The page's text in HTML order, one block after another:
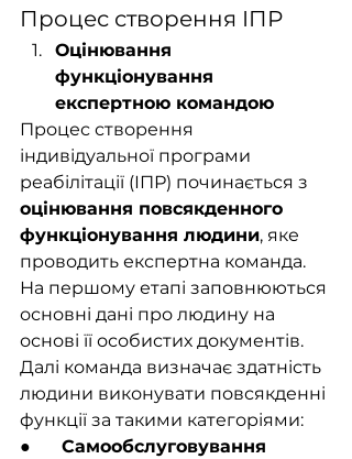
Процес створення ІПР
Оцінювання
функціонування
експертною командою
Процес створення
індивідуальної програми
реабілітації (ІПР) починається з
оцінювання повсякденного
функціонування людини, яке
проводить експертна команда.
На першому етапі заповнюються
основні дані про людину на
основі її особистих документів.
Далі команда визначає здатність
людини виконувати повсякденні
функції за такими категоріями:
● Самообслуговування